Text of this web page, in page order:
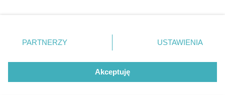
Copyright © 2022 Kurier Szczeciński sp. z o.o.
Wszelkie prawa zastrzeżone
Nota wydawnicza
Nota prawna
Polityka prywatności
Reklama
prywatności znajdujący się w lewym dolnym rogu strony
. Niektóre rodzaje przetwarzania danych nie wymagają
takiemu przetwarzaniu. Preferencje będą miały
zastosowania tylko na tej witrynie.
PARTNERZY USTAWIENIA
Akceptuję